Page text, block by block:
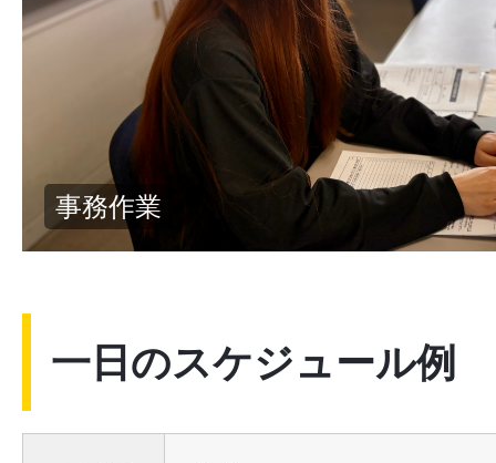
他部署フロア
一日のスケジュール例